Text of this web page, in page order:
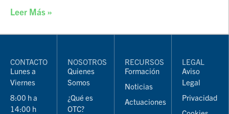
Leer Más »
CONTACTO
Lunes a
Viernes
8:00 h a
14:00 h
NOSOTROS
Quienes
Somos
¿Qué es
OTC?
RECURSOS
Formación
Noticias
Actuaciones
LEGAL
Aviso
Legal
Privacidad